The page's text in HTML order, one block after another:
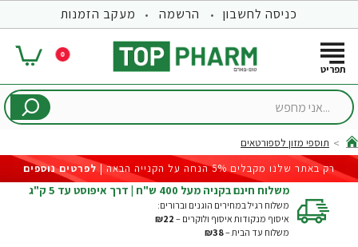
כניסה לחשבון הרשמה מעקב הזמנות
0
...אני
home
תוספי מזון לספורטאים
רק באתר שלנו מקבלים 5% הנחה על הקנייה הבאה |
לפרטים נוספים
משלוח חינם בקניה מעל 400 ש"ח | דרך איפוסט עד 5 ק"ג
משלוח רגיל במחירים הוגנים וברורים:
איסוף מנקודות איסוף ולוקרים – ₪22
משלוח עד הבית –₪38